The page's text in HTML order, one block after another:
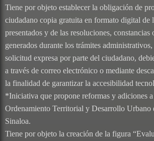
Tiene por objeto establecer la obligación de
ciudadano copia gratuita en formato digital de
presentados y de las resoluciones, constancias
generados durante los trámites
solicitud expresa por parte del ciudadano,
a través de correo electrónico o mediante
la finalidad de garantizar la accesibilidad
*Iniciativa que propone reformas y adiciones
Ordenamiento Territorial y Desarrollo Urbano
Sinaloa.
Tiene por objeto la creación de la figura